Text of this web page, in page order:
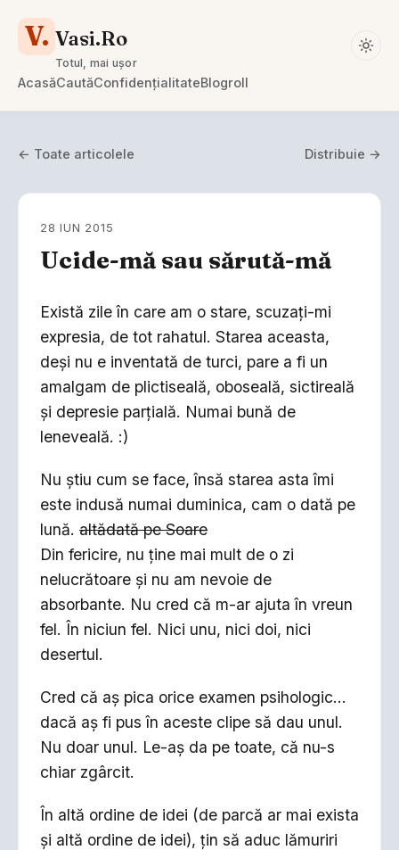
V. Vasi.Ro
Totul, mai ușor
AcasăCautăConfidențialitateBlogroll
← Toate articolele Distribuie →
28 IUN 2015
Ucide-mă sau sărută-mă
Există zile în care am o stare, scuzaţi-mi
expresia, de tot rahatul. Starea aceasta,
deşi nu e inventată de turci, pare a fi un
amalgam de plictiseală, oboseală, sictireală
şi depresie parţială. Numai bună de
leneveală. :)
Nu ştiu cum se face, însă starea asta îmi
este indusă numai duminica, cam o dată pe
lună. altădată pe Soare
Din fericire, nu ţine mai mult de o zi
nelucrătoare şi nu am nevoie de
absorbante. Nu cred că m-ar ajuta în vreun
fel. În niciun fel. Nici unu, nici doi, nici
desertul.
Cred că aş pica orice examen psihologic...
dacă aş fi pus în aceste clipe să dau unul.
Nu doar unul. Le-aş da pe toate, că nu-s
chiar zgârcit.
În altă ordine de idei (de parcă ar mai exista
şi altă ordine de idei), ţin să aduc lămuriri